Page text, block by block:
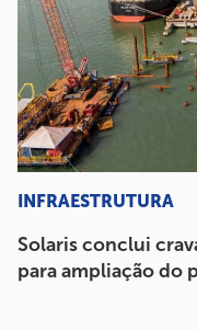
INFRAESTRUTURA
Solaris conclui
para ampliação do